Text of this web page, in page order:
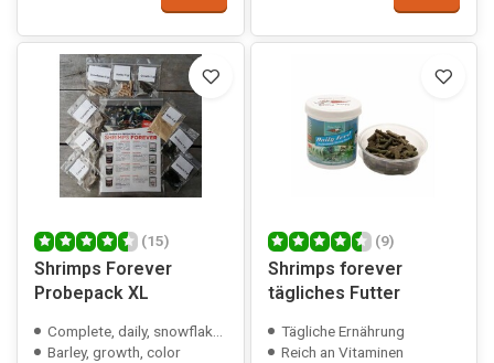
(15)
Shrimps Forever
Probepack XL
Complete, daily, snowflakes
Barley, growth, color
(9)
Shrimps forever
tägliches Futter
Tägliche Ernährung
Reich an Vitaminen